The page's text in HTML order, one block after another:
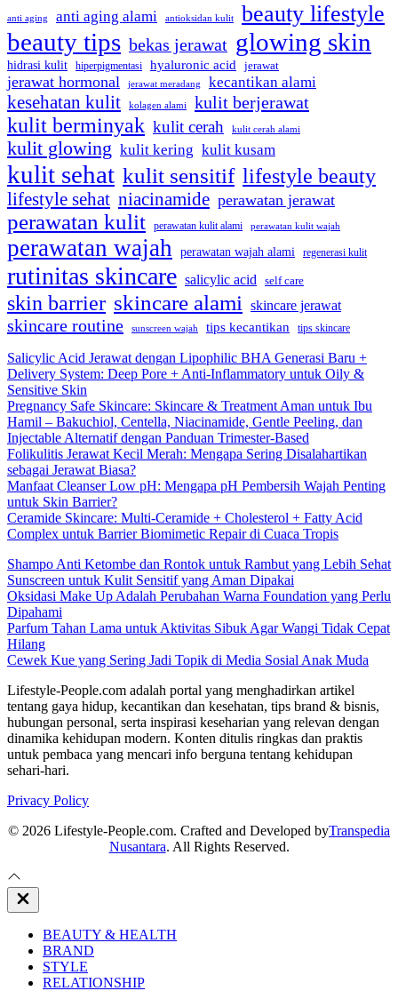
anti aging anti aging alami antioksidan kulit beauty lifestyle
beauty tips bekas jerawat glowing skin
hidrasi kulit hiperpigmentasi hyaluronic acid jerawat
jerawat hormonal jerawat meradang kecantikan alami
kesehatan kulit kolagen alami kulit berjerawat
kulit berminyak kulit cerah kulit cerah alami
kulit glowing kulit kering kulit kusam
kulit sehat kulit sensitif lifestyle beauty
lifestyle sehat niacinamide perawatan jerawat
perawatan kulit perawatan kulit alami perawatan kulit wajah
perawatan wajah perawatan wajah alami regenerasi kulit
rutinitas skincare salicylic acid self care
skin barrier skincare alami skincare jerawat
skincare routine sunscreen wajah tips kecantikan tips skincare
Salicylic Acid Jerawat dengan Lipophilic BHA Generasi Baru +
Delivery System: Deep Pore + Anti-Inflammatory untuk Oily &
Sensitive Skin
Pregnancy Safe Skincare: Skincare & Treatment Aman untuk Ibu
Hamil – Bakuchiol, Centella, Niacinamide, Gentle Peeling, dan
Injectable Alternatif dengan Panduan Trimester-Based
Folikulitis Jerawat Kecil Merah: Mengapa Sering Disalahartikan
sebagai Jerawat Biasa?
Manfaat Cleanser Low pH: Mengapa pH Pembersih Wajah Penting
untuk Skin Barrier?
Ceramide Skincare: Multi-Ceramide + Cholesterol + Fatty Acid
Complex untuk Barrier Biomimetic Repair di Cuaca Tropis
Shampo Anti Ketombe dan Rontok untuk Rambut yang Lebih Sehat
Sunscreen untuk Kulit Sensitif yang Aman Dipakai
Oksidasi Make Up Adalah Perubahan Warna Foundation yang Perlu
Dipahami
Parfum Tahan Lama untuk Aktivitas Sibuk Agar Wangi Tidak Cepat
Hilang
Cewek Kue yang Sering Jadi Topik di Media Sosial Anak Muda
Lifestyle-People.com adalah portal yang menghadirkan artikel
tentang gaya hidup, kecantikan dan kesehatan, tips brand & bisnis,
hubungan personal, serta inspirasi keseharian yang relevan dengan
dinamika kehidupan modern. Konten ditulis ringkas dan praktis
untuk pembaca yang mencari info berguna tentang kehidupan
sehari-hari.
Privacy Policy
© 2026 Lifestyle-People.com. Crafted and Developed byTranspedia
Nusantara. All Rights Reserved.
Close
Off
BEAUTY & HEALTH
BRAND
STYLE
RELATIONSHIP